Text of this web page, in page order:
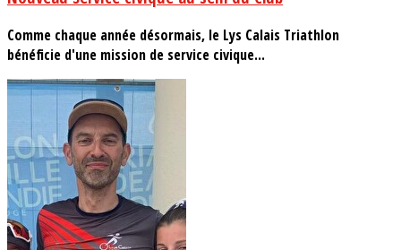
Comme chaque année désormais, le Lys Calais Triathlon
bénéficie d'une mission de service civique...